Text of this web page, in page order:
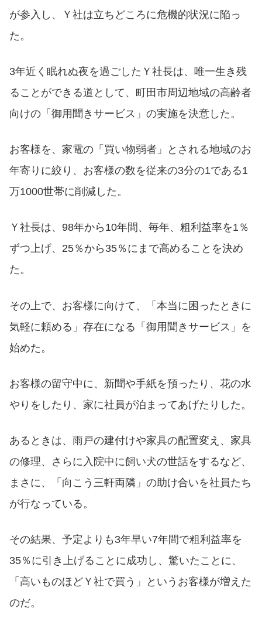
が参入し、Ｙ社は立ちどころに危機的状況に陥っ
た。
3年近く眠れぬ夜を過ごしたＹ社長は、唯一生き残
ることができる道として、町田市周辺地域の高齢者
向けの「御用聞きサービス」の実施を決意した。
お客様を、家電の「買い物弱者」とされる地域のお
年寄りに絞り、お客様の数を従来の3分の1である1
万1000世帯に削減した。
Ｙ社長は、98年から10年間、毎年、粗利益率を1％
ずつ上げ、25％から35％にまで高めることを決め
た。
その上で、お客様に向けて、「本当に困ったときに
気軽に頼める」存在になる「御用聞きサービス」を
始めた。
お客様の留守中に、新聞や手紙を預ったり、花の水
やりをしたり、家に社員が泊まってあげたりした。
あるときは、雨戸の建付けや家具の配置変え、家具
の修理、さらに入院中に飼い犬の世話をするなど、
まさに、「向こう三軒両隣」の助け合いを社員たち
が行なっている。
その結果、予定よりも3年早い7年間で粗利益率を
35％に引き上げることに成功し、驚いたことに、
「高いものほどＹ社で買う」というお客様が増えた
のだ。